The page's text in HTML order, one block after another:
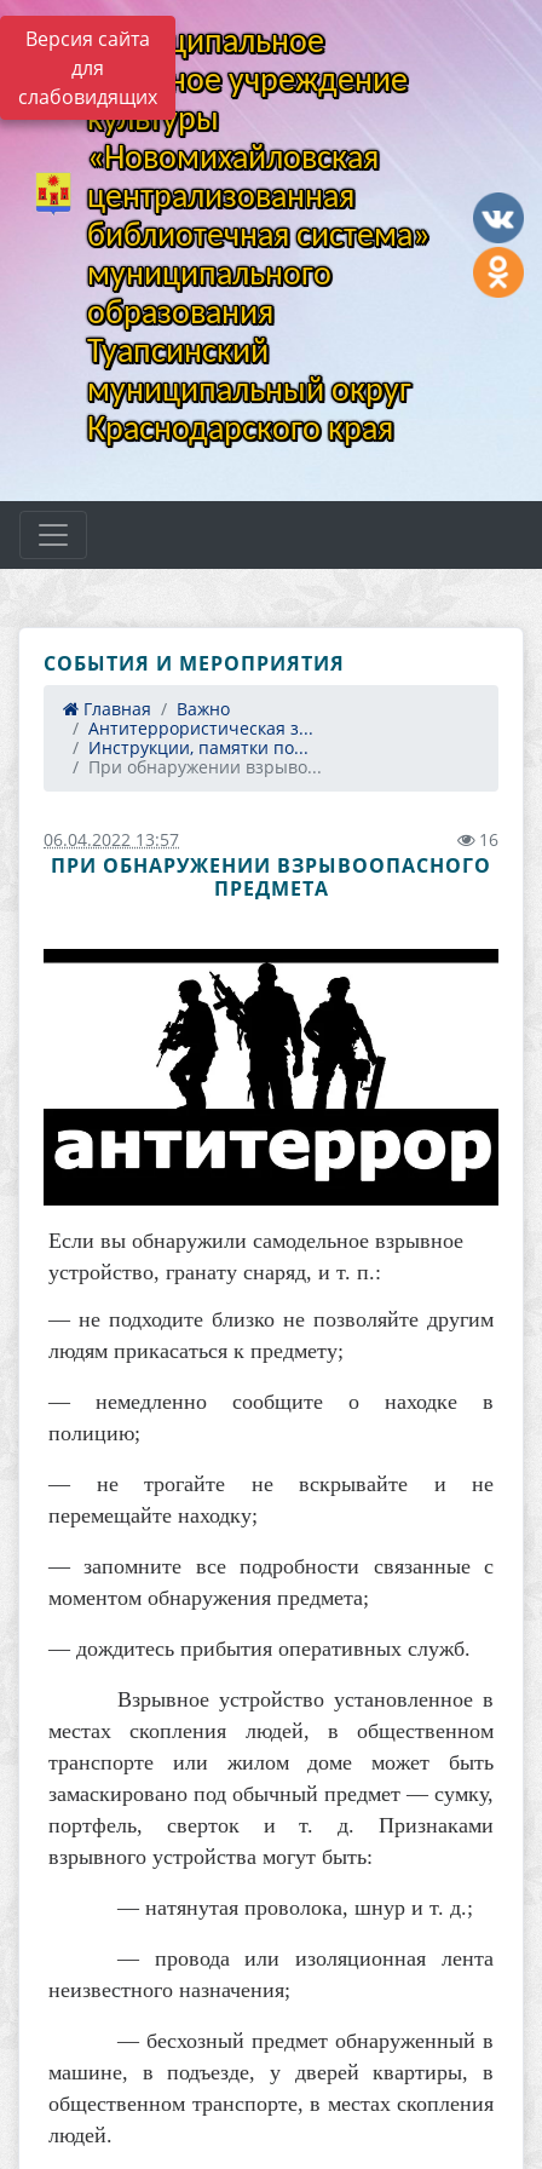
Версия сайта
для
слабовидящих
Муниципальное
казенное учреждение
культуры
«Новомихайловская
централизованная
библиотечная система»
муниципального
образования
Туапсинский
муниципальный округ
Краснодарского края
СОБЫТИЯ И МЕРОПРИЯТИЯ
Главная
Важно
Антитеррористическая з...
Инструкции, памятки по...
При обнаружении взрыво...
06.04.2022 13:57 16
ПРИ ОБНАРУЖЕНИИ ВЗРЫВООПАСНОГО
ПРЕДМЕТА
Если вы обнаружили самодельное взрывное
устройство, гранату снаряд, и т. п.:
— не подходите близко не позволяйте другим
людям прикасаться к предмету;
— немедленно сообщите о находке в
полицию;
— не трогайте не вскрывайте и не
перемещайте находку;
— запомните все подробности связанные с
моментом обнаружения предмета;
— дождитесь прибытия оперативных служб.
Взрывное устройство установленное в
местах скопления людей, в общественном
транспорте или жилом доме может быть
замаскировано под обычный предмет — сумку,
портфель, сверток и т. д. Признаками
взрывного устройства могут быть:
— натянутая проволока, шнур и т. д.;
— провода или изоляционная лента
неизвестного назначения;
— бесхозный предмет обнаруженный в
машине, в подъезде, у дверей квартиры, в
общественном транспорте, в местах скопления
людей.